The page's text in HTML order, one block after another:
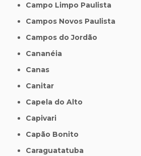
Campo Limpo Paulista
Campos Novos Paulista
Campos do Jordão
Cananéia
Canas
Canitar
Capela do Alto
Capivari
Capão Bonito
Caraguatatuba